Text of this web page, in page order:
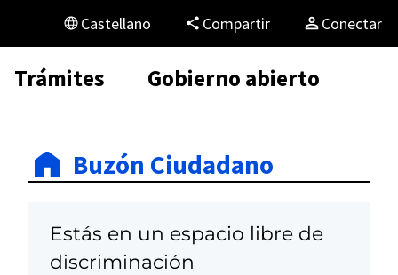
Castellano Compartir Conectar
Trámites Gobierno abierto
Buzón Ciudadano
Estás en un espacio libre de
discriminación